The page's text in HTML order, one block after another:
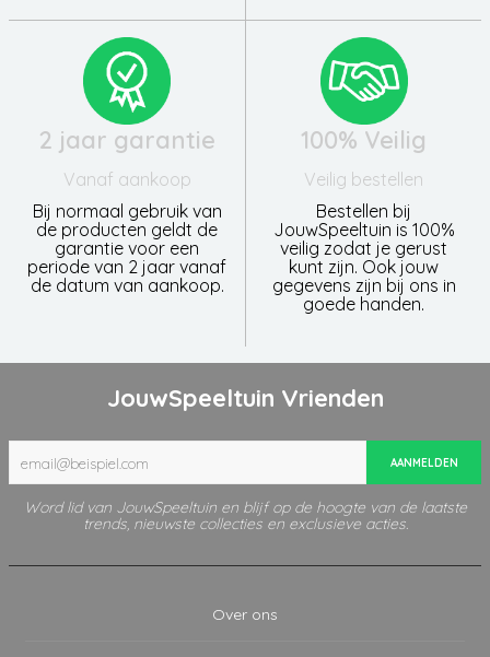
2 jaar garantie
Vanaf aankoop
Bij normaal gebruik van
de producten geldt de
garantie voor een
periode van 2 jaar vanaf
de datum van aankoop.
100% Veilig
Veilig bestellen
Bestellen bij
JouwSpeeltuin is 100%
veilig zodat je gerust
kunt zijn. Ook jouw
gegevens zijn bij ons in
goede handen.
JouwSpeeltuin Vrienden
AANMELDEN
Word lid van JouwSpeeltuin en blijf op de hoogte van de laatste
trends, nieuwste collecties en exclusieve acties.
Over ons